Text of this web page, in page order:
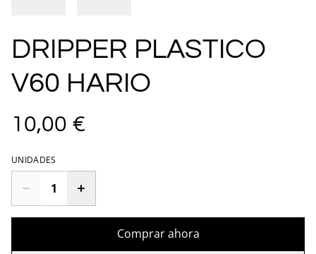
DRIPPER PLASTICO
V60 HARIO
10,00 €
UNIDADES
Comprar ahora